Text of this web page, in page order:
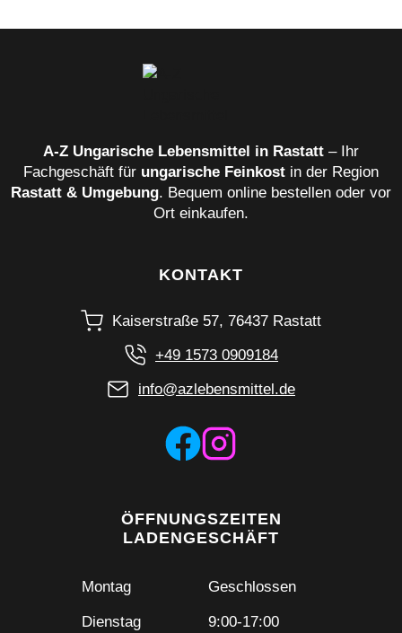
A‑Z Ungarische Lebensmittel in Rastatt – Ihr
Fachgeschäft für ungarische Feinkost in der Region
Rastatt & Umgebung. Bequem online bestellen oder vor
Ort einkaufen.
KONTAKT
Kaiserstraße 57, 76437 Rastatt
+49 1573 0909184
info@azlebensmittel.de
ÖFFNUNGSZEITEN
LADENGESCHÄFT
Montag Geschlossen
Dienstag 9:00-17:00